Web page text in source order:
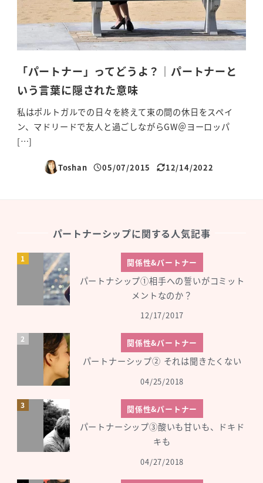
「パートナー」ってどうよ？｜パートナーと
いう言葉に隠された意味
私はポルトガルでの日々を終えて束の間の休日をスペイ
ン、マドリードで友人と過ごしながらGW＠ヨーロッパ
[…]
Toshan
投稿日
05/07/2015
更新日
12/14/2022
パートナーシップに関する人気記事
関係性&パートナー
パートナシップ①相手への誓いがコミット
メントなのか？
12/17/2017
関係性&パートナー
パートナーシップ② それは聞きたくない
04/25/2018
関係性&パートナー
パートナーシップ③酸いも甘いも、ドキド
キも
04/27/2018